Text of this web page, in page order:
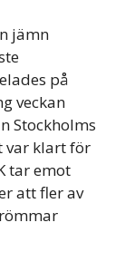
jämn
på
veckan
Stockholms
var klart för
tar emot
att fler av